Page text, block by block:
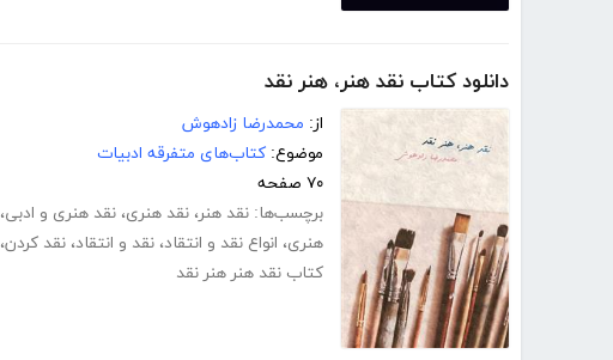
دانلود کتاب نقد هنر، هنر نقد
از: محمدرضا زادهوش
موضوع: کتاب‌های متفرقه ادبیات
۷۰ صفحه
برچسب‌ها: نقد هنر، نقد هنری، نقد هنری و ادبی،
هنری، انواع نقد و انتقاد، نقد و انتقاد، نقد کردن،
کتاب نقد هنر هنر نقد